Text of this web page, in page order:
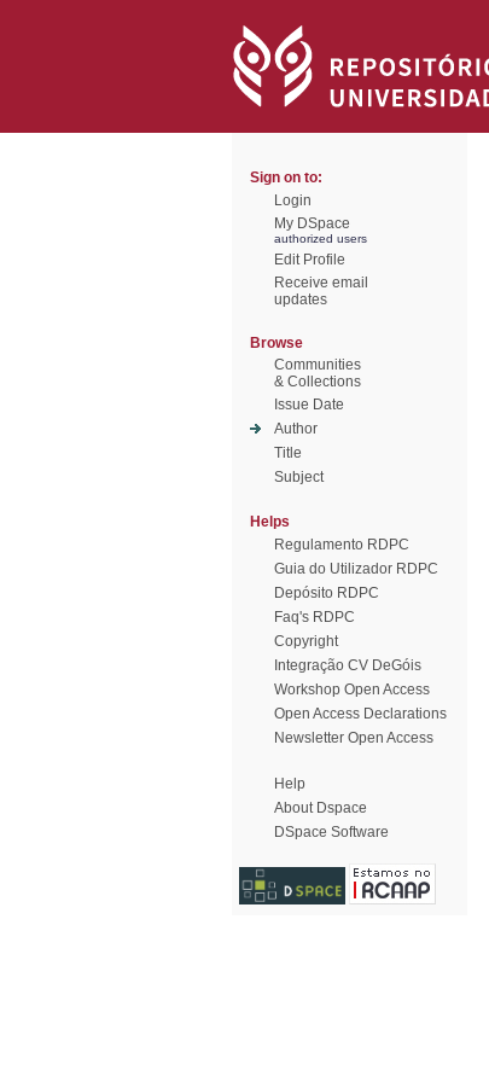
Sign on to:
Login
My DSpace
authorized users
Edit Profile
Receive email
updates
Browse
Communities
& Collections
Issue Date
Author
Title
Subject
Helps
Regulamento RDPC
Guia do Utilizador RDPC
Depósito RDPC
Faq's RDPC
Copyright
Integração CV DeGóis
Workshop Open Access
Open Access Declarations
Newsletter Open Access
Help
About Dspace
DSpace Software